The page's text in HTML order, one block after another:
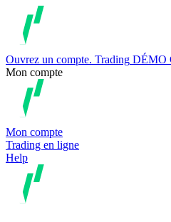
Ouvrez un compte. Trading DÉMO
Mon compte
Mon compte
Trading en ligne
Help